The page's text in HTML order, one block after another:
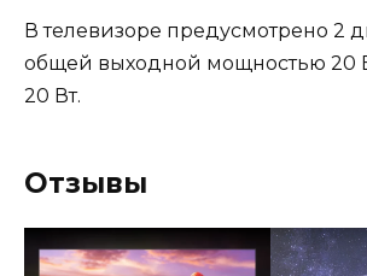
В телевизоре предусмотрено 2
общей выходной мощностью 20
20 Вт.
Отзывы